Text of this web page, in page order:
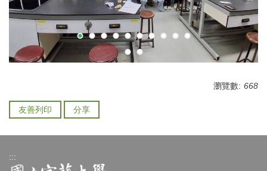
瀏覽數: 668
友善列印 分享
:::